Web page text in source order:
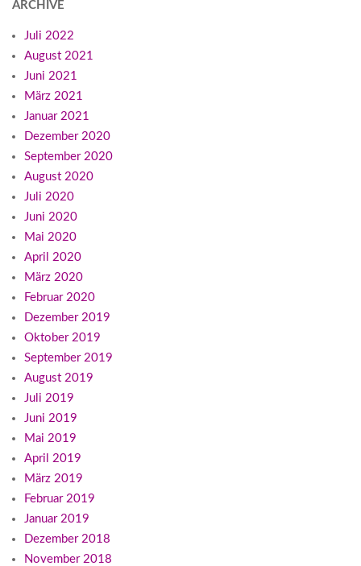
ARCHIVE
Juli 2022
August 2021
Juni 2021
März 2021
Januar 2021
Dezember 2020
September 2020
August 2020
Juli 2020
Juni 2020
Mai 2020
April 2020
März 2020
Februar 2020
Dezember 2019
Oktober 2019
September 2019
August 2019
Juli 2019
Juni 2019
Mai 2019
April 2019
März 2019
Februar 2019
Januar 2019
Dezember 2018
November 2018